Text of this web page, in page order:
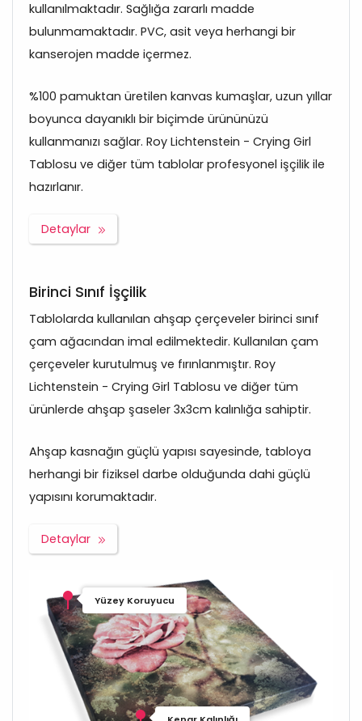
kullanılmaktadır. Sağlığa zararlı madde
bulunmamaktadır. PVC, asit veya herhangi bir
kanserojen madde içermez.
%100 pamuktan üretilen kanvas kumaşlar, uzun yıllar
boyunca dayanıklı bir biçimde ürününüzü
kullanmanızı sağlar. Roy Lichtenstein - Crying Girl
Tablosu ve diğer tüm tablolar profesyonel işçilik ile
hazırlanır.
Detaylar
Birinci Sınıf İşçilik
Tablolarda kullanılan ahşap çerçeveler birinci sınıf
çam ağacından imal edilmektedir. Kullanılan çam
çerçeveler kurutulmuş ve fırınlanmıştır. Roy
Lichtenstein - Crying Girl Tablosu ve diğer tüm
ürünlerde ahşap şaseler 3x3cm kalınlığa sahiptir.
Ahşap kasnağın güçlü yapısı sayesinde, tabloya
herhangi bir fiziksel darbe olduğunda dahi güçlü
yapısını korumaktadır.
Detaylar
Yüzey Koruyucu